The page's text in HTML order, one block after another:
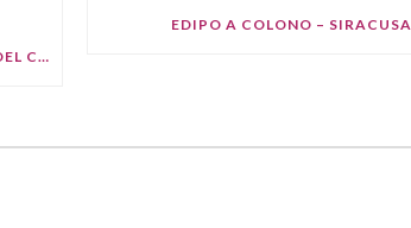
LA PELLE CHE ABITO – L’ARCHITETTURA DEL CORPO
EDIPO A COLONO – SIRACUSA